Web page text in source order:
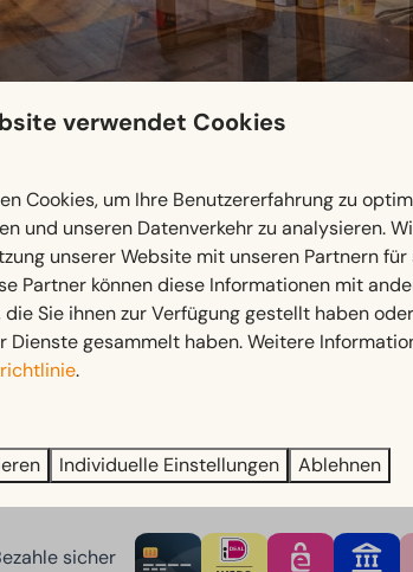
haben, für die notwendigsten Dinge zu
was für einen unbeschwerten Aufenthalt
sicher
verwendet Cookies
Cookies, um Ihre Benutzererfahrung zu
und unseren Datenverkehr zu analysieren.
unserer Website mit unseren Partnern
Partner können diese Informationen mit
die Sie ihnen zur Verfügung gestellt haben
Dienste gesammelt haben. Weitere
.
Individuelle Einstellungen Ablehnen